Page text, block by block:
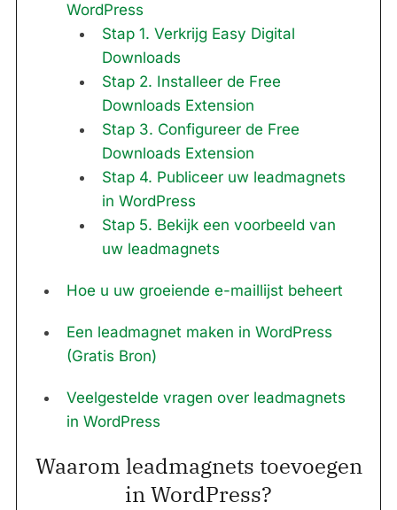
WordPress
Stap 1. Verkrijg Easy Digital
Downloads
Stap 2. Installeer de Free
Downloads Extension
Stap 3. Configureer de Free
Downloads Extension
Stap 4. Publiceer uw leadmagnets
in WordPress
Stap 5. Bekijk een voorbeeld van
uw leadmagnets
Hoe u uw groeiende e-maillijst beheert
Een leadmagnet maken in WordPress
(Gratis Bron)
Veelgestelde vragen over leadmagnets
in WordPress
Waarom leadmagnets toevoegen
in WordPress?